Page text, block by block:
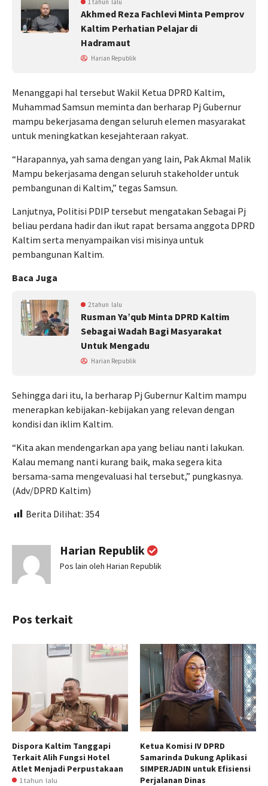
1 tahun lalu
Akhmed Reza Fachlevi Minta Pemprov
Kaltim Perhatian Pelajar di
Hadramaut
Harian Republik
Menanggapi hal tersebut Wakil Ketua DPRD Kaltim,
Muhammad Samsun meminta dan berharap Pj Gubernur
mampu bekerjasama dengan seluruh elemen masyarakat
untuk meningkatkan kesejahteraan rakyat.
“Harapannya, yah sama dengan yang lain, Pak Akmal Malik
Mampu bekerjasama dengan seluruh stakeholder untuk
pembangunan di Kaltim,” tegas Samsun.
Lanjutnya, Politisi PDIP tersebut mengatakan Sebagai Pj
beliau perdana hadir dan ikut rapat bersama anggota DPRD
Kaltim serta menyampaikan visi misinya untuk
pembangunan Kaltim.
Baca Juga
2 tahun lalu
Rusman Ya’qub Minta DPRD Kaltim
Sebagai Wadah Bagi Masyarakat
Untuk Mengadu
Harian Republik
Sehingga dari itu, Ia berharap Pj Gubernur Kaltim mampu
menerapkan kebijakan-kebijakan yang relevan dengan
kondisi dan iklim Kaltim.
“Kita akan mendengarkan apa yang beliau nanti lakukan.
Kalau memang nanti kurang baik, maka segera kita
bersama-sama mengevaluasi hal tersebut,” pungkasnya.
(Adv/DPRD Kaltim)
Berita Dilihat: 354
Harian Republik
Pos lain oleh Harian Republik
Pos terkait
Dispora Kaltim Tanggapi
Terkait Alih Fungsi Hotel
Atlet Menjadi Perpustakaan
1 tahun lalu
Ketua Komisi IV DPRD
Samarinda Dukung Aplikasi
SIMPERJADIN untuk Efisiensi
Perjalanan Dinas